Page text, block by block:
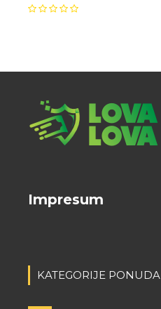
Impresum
KATEGORIJE PONUDA